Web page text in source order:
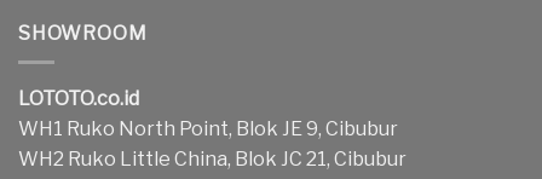
SHOWROOM
LOTOTO.co.id
WH1 Ruko North Point, Blok JE 9, Cibubur
WH2 Ruko Little China, Blok JC 21, Cibubur